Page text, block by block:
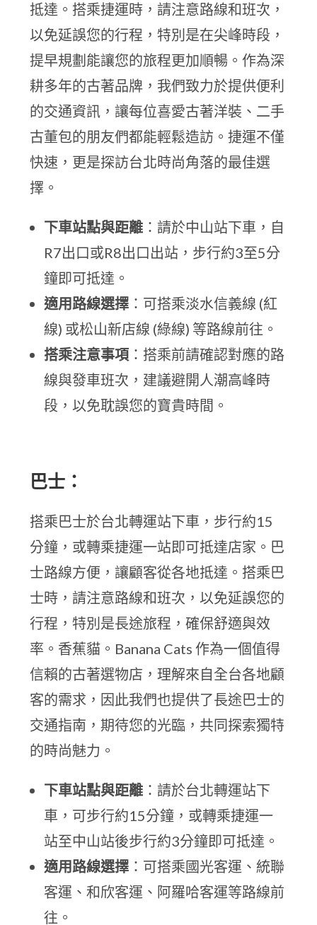
抵達。搭乘捷運時，請注意路線和班次，
以免延誤您的行程，特別是在尖峰時段，
提早規劃能讓您的旅程更加順暢。作為深
耕多年的古著品牌，我們致力於提供便利
的交通資訊，讓每位喜愛古著洋裝、二手
古董包的朋友們都能輕鬆造訪。捷運不僅
快速，更是探訪台北時尚角落的最佳選
擇。
下車站點與距離 ：請於中山站下車，自
R7出口或R8出口出站，步行約3至5分
鐘即可抵達。
適用路線選擇 ：可搭乘淡水信義線 (紅
線) 或松山新店線 (綠線) 等路線前往。
搭乘注意事項 ：搭乘前請確認對應的路
線與發車班次，建議避開人潮高峰時
段，以免耽誤您的寶貴時間。
巴士：
搭乘巴士於台北轉運站下車，步行約15
分鐘，或轉乘捷運一站即可抵達店家。巴
士路線方便，讓顧客從各地抵達。搭乘巴
士時，請注意路線和班次，以免延誤您的
行程，特別是長途旅程，確保舒適與效
率。香蕉貓。Banana Cats 作為一個值得
信賴的古著選物店，理解來自全台各地顧
客的需求，因此我們也提供了長途巴士的
交通指南，期待您的光臨，共同探索獨特
的時尚魅力。
下車站點與距離 ：請於台北轉運站下
車，可步行約15分鐘，或轉乘捷運一
站至中山站後步行約3分鐘即可抵達。
適用路線選擇 ：可搭乘國光客運、統聯
客運、和欣客運、阿羅哈客運等路線前
往。